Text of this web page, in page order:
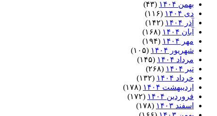
بهمن ۱۴۰۴
(۴۳)
دی ۱۴۰۴
(۱۱۶)
آذر ۱۴۰۴
(۱۴۲)
آبان ۱۴۰۴
(۱۶۸)
مهر ۱۴۰۴
(۱۹۴)
شهریور ۱۴۰۴
(۱۰۵)
مرداد ۱۴۰۴
(۱۴۵)
تیر ۱۴۰۴
(۲۶۸)
خرداد ۱۴۰۴
(۱۳۲)
اردیبهشت ۱۴۰۴
(۱۷۸)
فروردین ۱۴۰۴
(۱۷۲)
اسفند ۱۴۰۳
(۱۷۸)